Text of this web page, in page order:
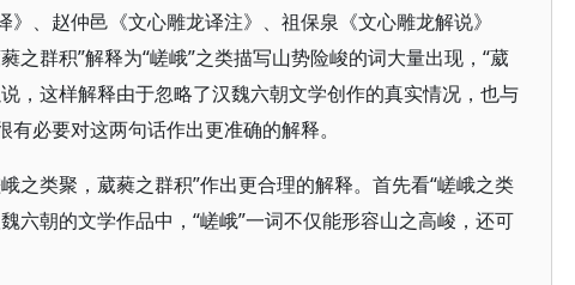
》、赵仲邑《文心雕龙译注》、祖保泉《文心雕龙解说》
之群积”解释为“嵯峨”之类描写山势险峻的词大量出现，“葳
，这样解释由于忽略了汉魏六朝文学创作的真实情况，也与
必要对这两句话作出更准确的解释。
之类聚，葳蕤之群积”作出更合理的解释。首先看“嵯峨之类
六朝的文学作品中，“嵯峨”一词不仅能形容山之高峻，还可